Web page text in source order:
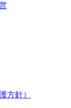
方針）